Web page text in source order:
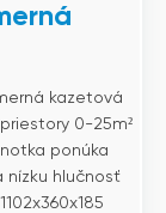
kazetová
0-25m²
ponúka
nízku hlučnosť